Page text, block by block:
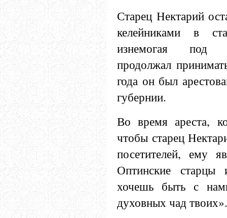
Старец Нектарий
келейниками в
изнемогая под
продолжал
года он был
губернии.
Во время ареста,
чтобы старец
посетителей, ему
Оптинские
хочешь быть с
духовных чад